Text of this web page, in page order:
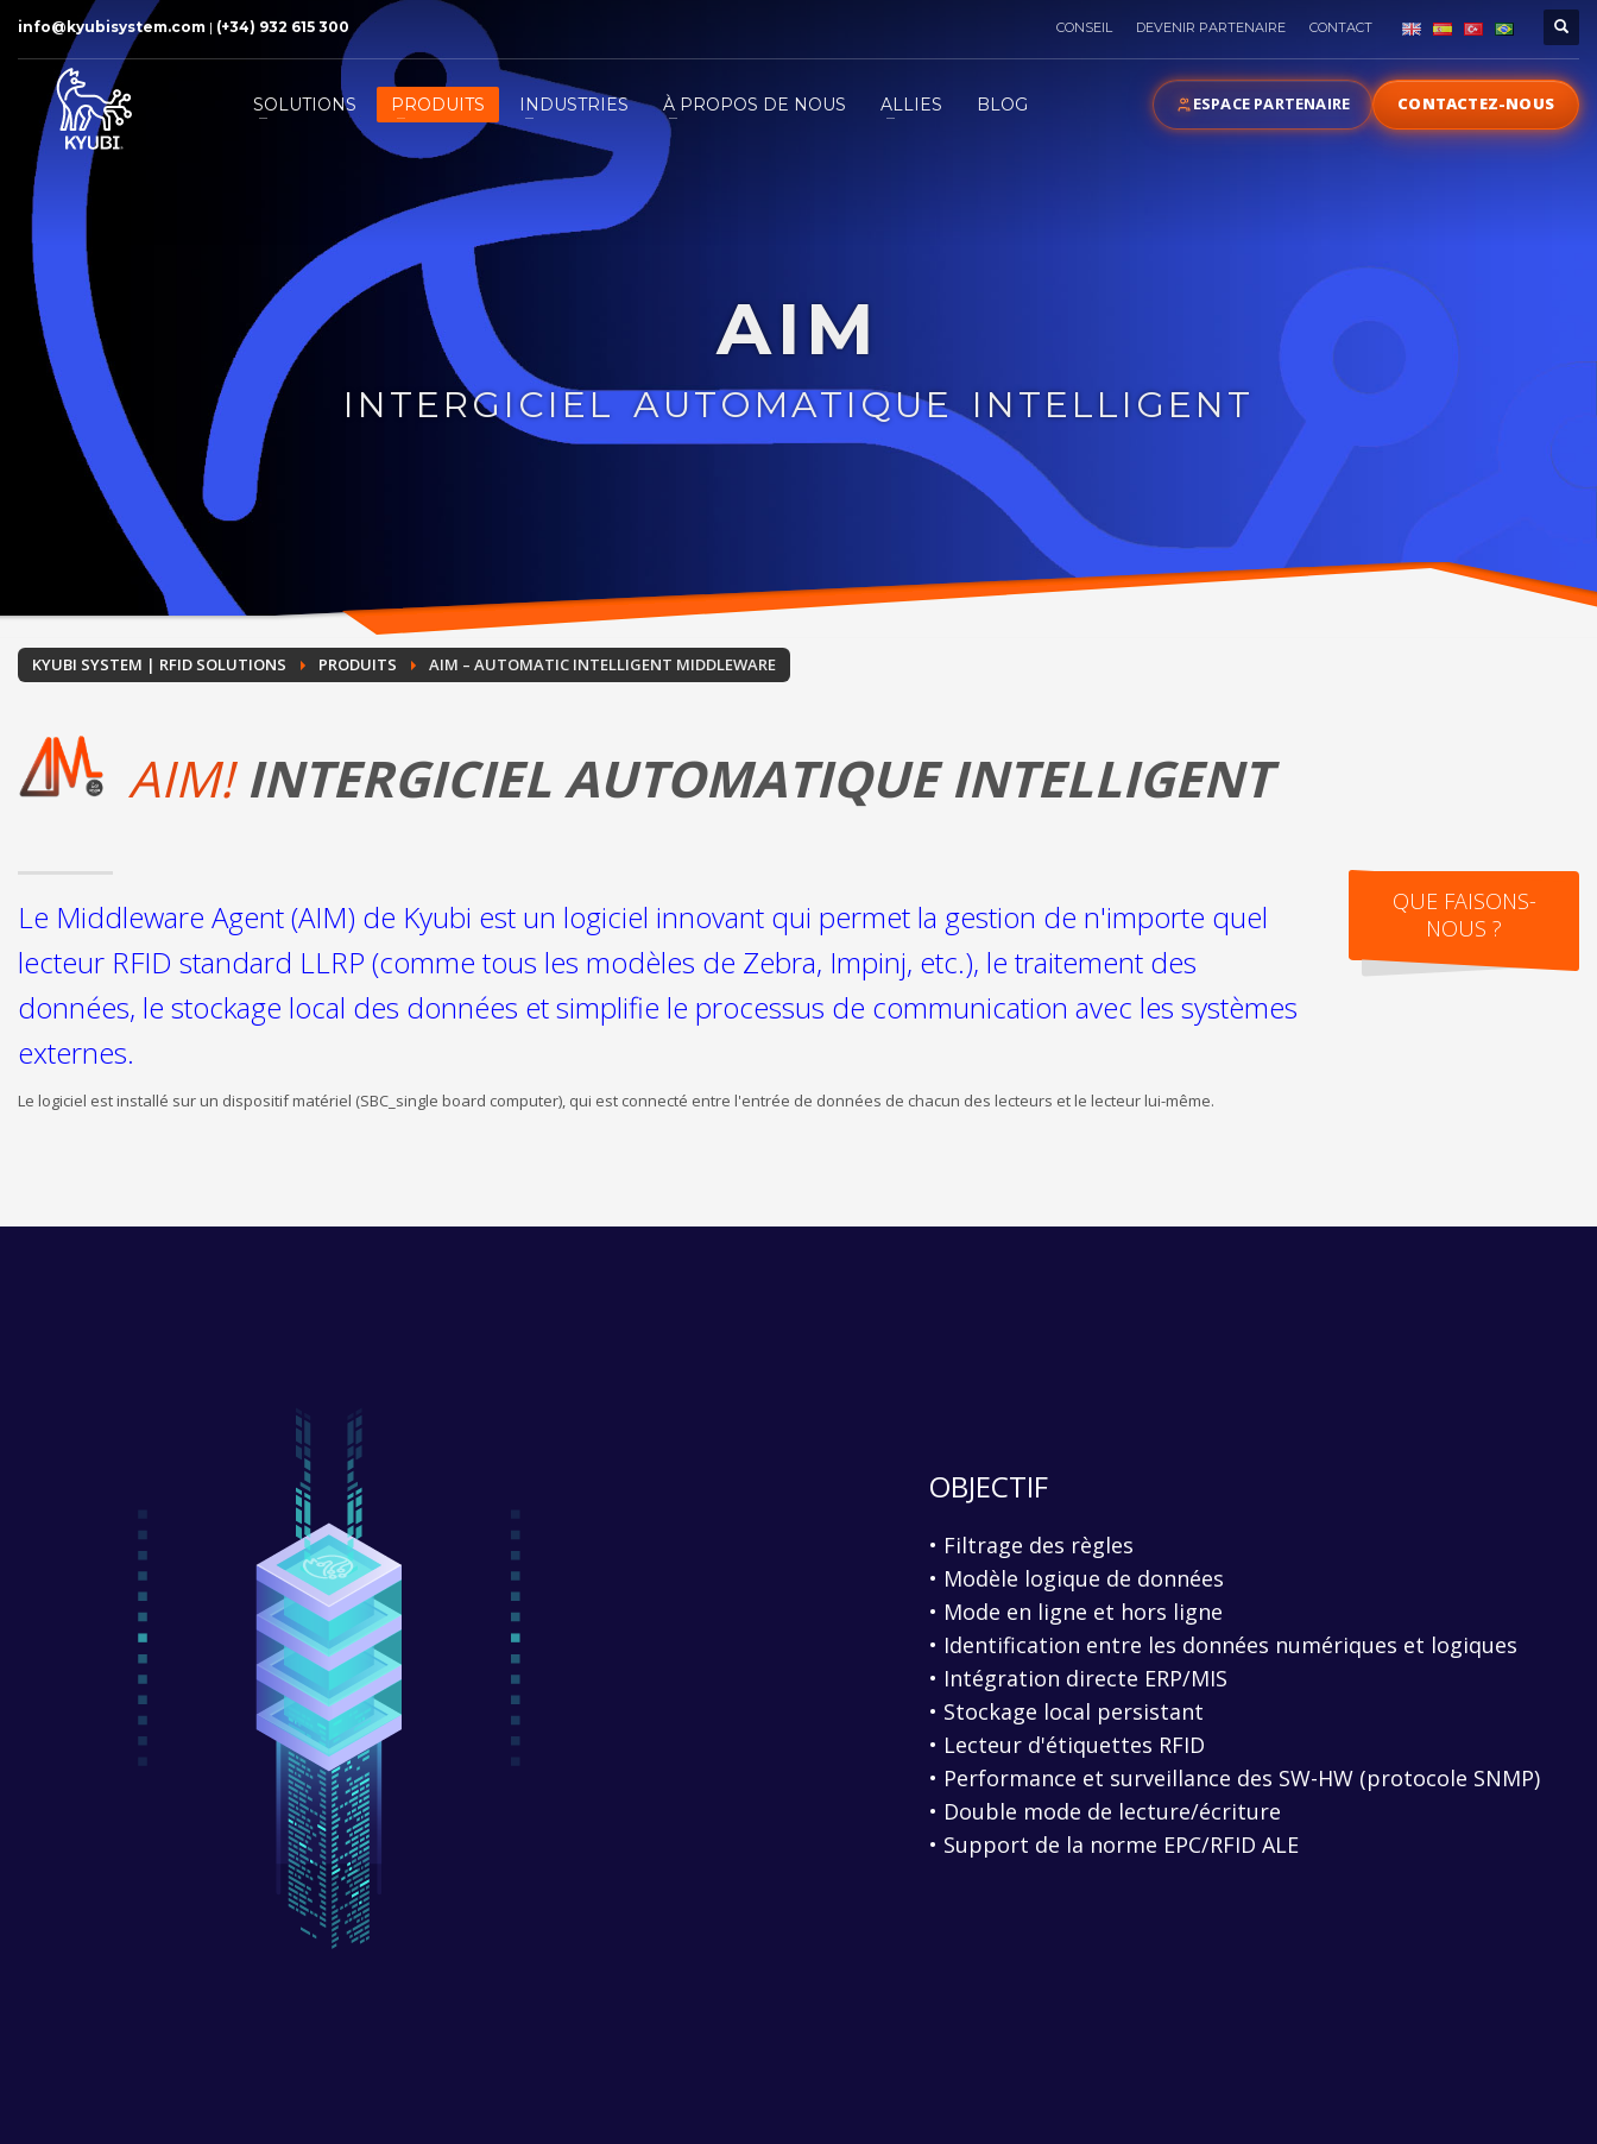
info@kyubisystem.com | (+34) 932 615 300 CONSEIL DEVENIR PARTENAIRE CONTACT
SOLUTIONS PRODUITS INDUSTRIES À PROPOS DE NOUS ALLIES BLOG ESPACE PARTENAIRE CONTACTEZ-NOUS
AIM
INTERGICIEL AUTOMATIQUE INTELLIGENT
KYUBI SYSTEM | RFID SOLUTIONS PRODUITS AIM – AUTOMATIC INTELLIGENT MIDDLEWARE
AIM! INTERGICIEL AUTOMATIQUE INTELLIGENT
Le Middleware Agent (AIM) de Kyubi est un logiciel innovant qui permet la gestion de n'importe quel
lecteur RFID standard LLRP (comme tous les modèles de Zebra, Impinj, etc.), le traitement des
données, le stockage local des données et simplifie le processus de communication avec les systèmes
externes.
Le logiciel est installé sur un dispositif matériel (SBC_single board computer), qui est connecté entre l'entrée de données de chacun des lecteurs et le lecteur lui-même.
QUE FAISONS-
NOUS ?
OBJECTIF
• Filtrage des règles
• Modèle logique de données
• Mode en ligne et hors ligne
• Identification entre les données numériques et logiques
• Intégration directe ERP/MIS
• Stockage local persistant
• Lecteur d'étiquettes RFID
• Performance et surveillance des SW-HW (protocole SNMP)
• Double mode de lecture/écriture
• Support de la norme EPC/RFID ALE